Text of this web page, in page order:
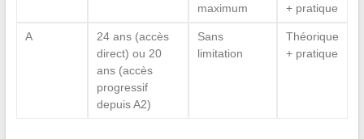
maximum
+ pratique
A
24 ans (accès
direct) ou 20
ans (accès
progressif
depuis A2)
Sans
limitation
Théorique
+ pratique